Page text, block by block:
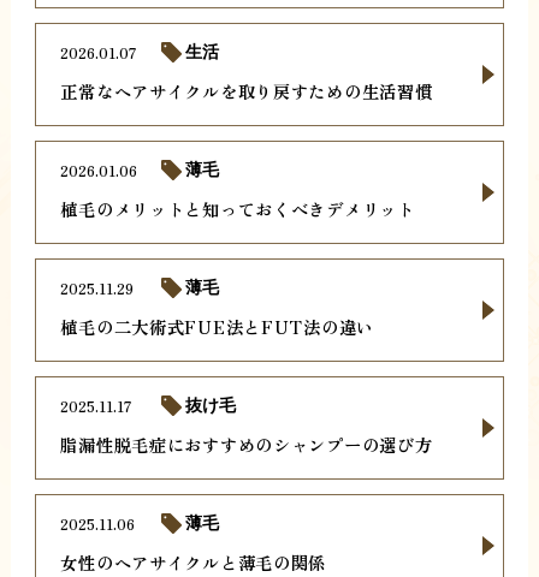
正常なヘアサイクルを取り戻すための生活習慣
2026.01.07 生活
植毛のメリットと知っておくべきデメリット
2026.01.06 薄毛
植毛の二大術式FUE法とFUT法の違い
2025.11.29 薄毛
脂漏性脱毛症におすすめのシャンプーの選び方
2025.11.17 抜け毛
女性のヘアサイクルと薄毛の関係
2025.11.06 薄毛